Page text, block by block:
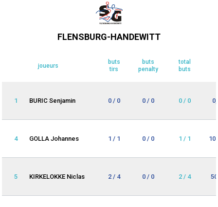
FLENSBURG-HANDEWITT
joueurs
buts
tirs
buts
penalty
total
buts
1 BURIC Senjamin 0 / 0 0 / 0 0 / 0
4 GOLLA Johannes 1 / 1 0 / 0 1 / 1
5 KIRKELOKKE Niclas 2 / 4 0 / 0 2 / 4